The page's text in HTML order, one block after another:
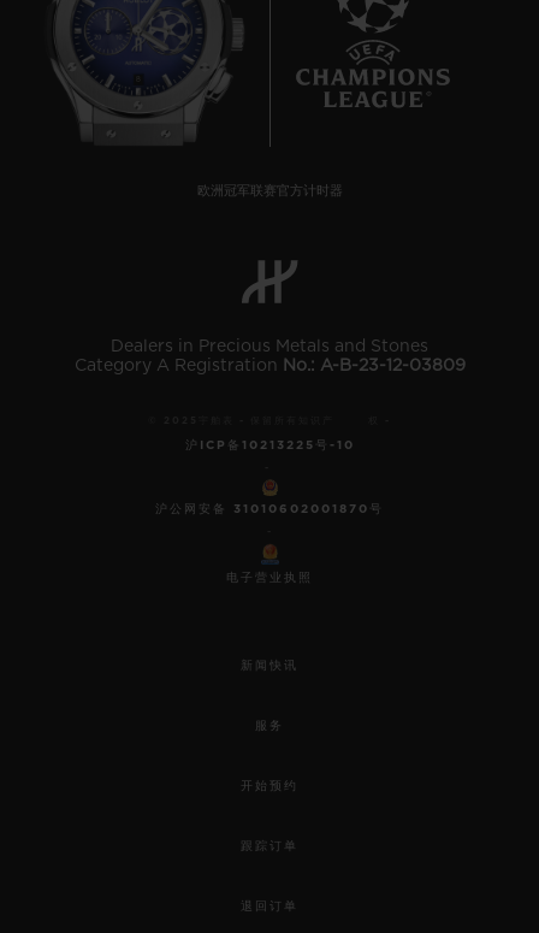
欧洲冠军联赛官方计时器
Dealers in Precious Metals and Stones
Category A Registration No.: A-B-23-12-03809
沪ICP备10213225号-10
沪公网安备 31010602001870号
电子营业执照
新闻快讯
服务
开始预约
跟踪订单
退回订单